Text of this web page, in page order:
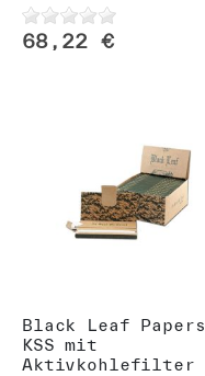
68,22 €
Black Leaf Papers
KSS mit
Aktivkohlefilter